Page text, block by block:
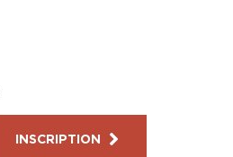
INSCRIPTION